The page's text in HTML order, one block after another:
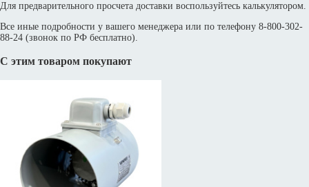
Для предварительного просчета доставки воспользуйтесь калькулятором.
Все иные подробности у вашего менеджера или по телефону 8-800-302-
88-24 (звонок по РФ бесплатно).
С этим товаром покупают